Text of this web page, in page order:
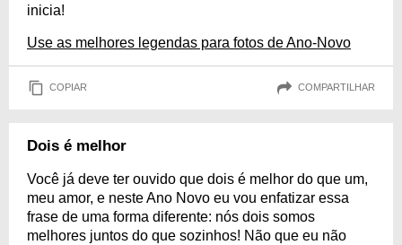
inicia!
Use as melhores legendas para fotos de Ano-Novo
COPIAR COMPARTILHAR
Dois é melhor
Você já deve ter ouvido que dois é melhor do que um,
meu amor, e neste Ano Novo eu vou enfatizar essa
frase de uma forma diferente: nós dois somos
melhores juntos do que sozinhos! Não que eu não